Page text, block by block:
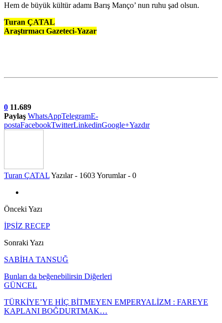
Hem de büyük kültür adamı Barış Manço’ nun ruhu şad olsun.
Turan ÇATAL
Araştırmacı Gazeteci-Yazar
0 11.689
Paylaş WhatsAppTelegramE-
postaFacebookTwitterLinkedinGoogle+Yazdır
Turan ÇATALYazılar - 1603Yorumlar - 0
Önceki Yazı
İPSİZ RECEP
Sonraki Yazı
SABİHA TANSUĞ
Bunları da beğenebilirsin Diğerleri
GÜNCEL
TÜRKİYE’YE HİÇ BİTMEYEN EMPERYALİZM : FAREYE
KAPLANI BOĞDURTMAK…